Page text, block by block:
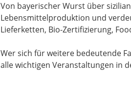
Von bayerischer Wurst über
Lebensmittelproduktion und
Lieferketten, Bio-Zertifizierung,
Wer sich für weitere bedeutende
alle wichtigen Veranstaltungen in